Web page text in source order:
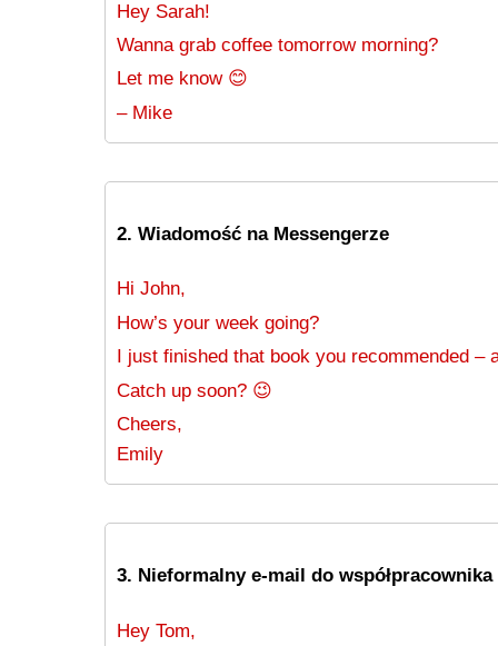
Hey Sarah!
Wanna grab coffee tomorrow morning?
Let me know 😊
– Mike
2. Wiadomość na Messengerze
Hi John,
How’s your week going?
I just finished that book you recommended –
Catch up soon? 😉
Cheers,
Emily
3. Nieformalny e-mail do współpracownika
Hey Tom,